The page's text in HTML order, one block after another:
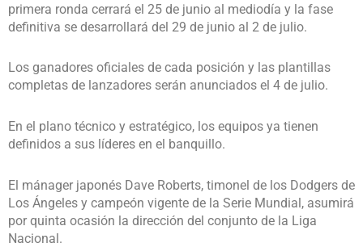
primera ronda cerrará el 25 de junio al mediodía y la fase
definitiva se desarrollará del 29 de junio al 2 de julio.
Los ganadores oficiales de cada posición y las plantillas
completas de lanzadores serán anunciados el 4 de julio.
En el plano técnico y estratégico, los equipos ya tienen
definidos a sus líderes en el banquillo.
El mánager japonés Dave Roberts, timonel de los Dodgers de
Los Ángeles y campeón vigente de la Serie Mundial, asumirá
por quinta ocasión la dirección del conjunto de la Liga
Nacional.